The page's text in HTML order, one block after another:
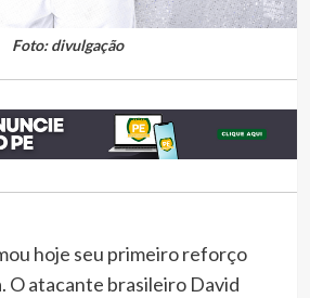
Foto: divulgação
hoje seu primeiro reforço
O atacante brasileiro David